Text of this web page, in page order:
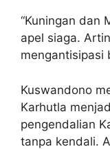
“Kuningan dan
apel siaga.
mengantisipasi
Kuswandono
Karhutla
pengendalian
tanpa kendali.